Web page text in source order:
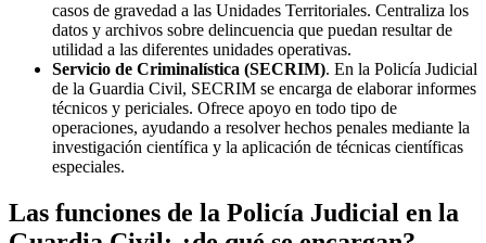
casos de gravedad a las Unidades Territoriales. Centraliza los
datos y archivos sobre delincuencia que puedan resultar de
utilidad a las diferentes unidades operativas.
Servicio de Criminalística (SECRIM). En la Policía Judicial
de la Guardia Civil, SECRIM se encarga de elaborar informes
técnicos y periciales. Ofrece apoyo en todo tipo de
operaciones, ayudando a resolver hechos penales mediante la
investigación científica y la aplicación de técnicas científicas
especiales.
Las funciones de la Policía Judicial en la